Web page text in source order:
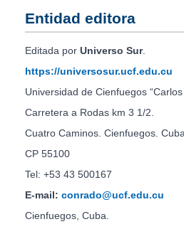
Entidad editora
Editada por Universo Sur.
https://universosur.ucf.edu.cu
Universidad de Cienfuegos
Carretera a Rodas km 3 1/2.
Cuatro Caminos. Cienfuegos. Cuba.
CP 55100
Tel: +53 43 500167
E-mail: conrado@ucf.edu.cu
Cienfuegos, Cuba.